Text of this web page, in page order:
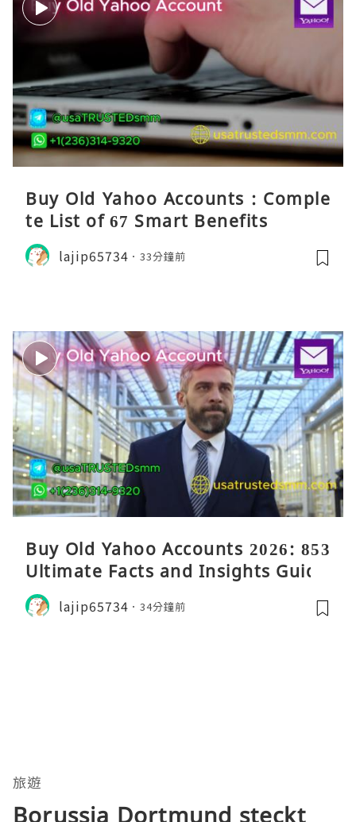
Buy Old Yahoo Accounts : Comple
te List of 67 Smart Benefits
lajip65734 33分鐘前
Buy Old Yahoo Accounts 2026: 853
Ultimate Facts and Insights Guide
lajip65734 34分鐘前
旅遊
Borussia Dortmund steckt